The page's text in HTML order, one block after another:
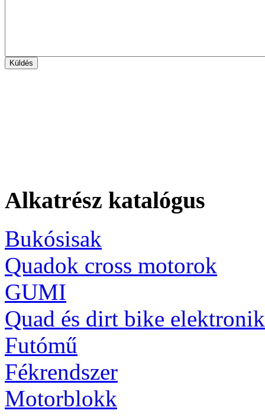
Alkatrész katalógus
Bukósisak
Quadok cross motorok
GUMI
Quad és dirt bike
Futómű
Fékrendszer
Motorblokk